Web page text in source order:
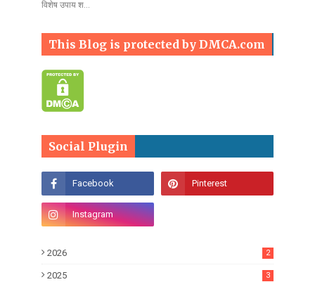
विशेष उपाय श…
This Blog is protected by DMCA.com
Social Plugin
2026 2
2025 3